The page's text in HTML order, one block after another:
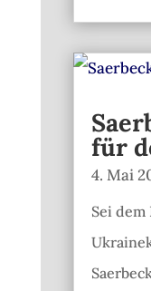
für
4. Mai
Sei dem